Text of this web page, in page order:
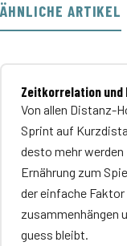
ÄHNLICHE ARTIKEL
Zeitkorrelation und
Von allen Distanz-
Sprint auf
desto mehr
Ernährung zum
der einfache
zusammenhängen
guess bleibt.